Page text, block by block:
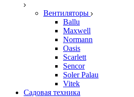
Вентиляторы
Ballu
Maxwell
Normann
Oasis
Scarlett
Sencor
Soler Palau
Vitek
Садовая техника